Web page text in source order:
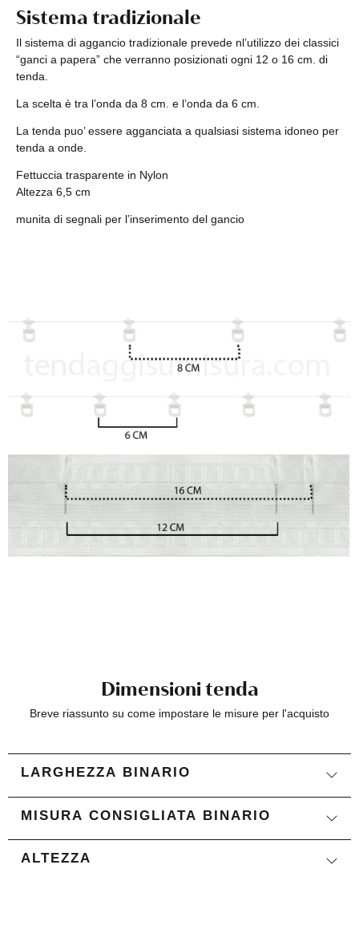
Sistema tradizionale
Il sistema di aggancio tradizionale prevede nl’utilizzo dei classici
“ganci a papera” che verranno posizionati ogni 12 o 16 cm. di
tenda.
La scelta è tra l’onda da 8 cm. e l’onda da 6 cm.
La tenda puo’ essere agganciata a qualsiasi sistema idoneo per
tenda a onde.
Fettuccia trasparente in Nylon
Altezza 6,5 cm
munita di segnali per l’inserimento del gancio
Dimensioni tenda
Breve riassunto su come impostare le misure per l'acquisto
LARGHEZZA BINARIO
MISURA CONSIGLIATA BINARIO
ALTEZZA